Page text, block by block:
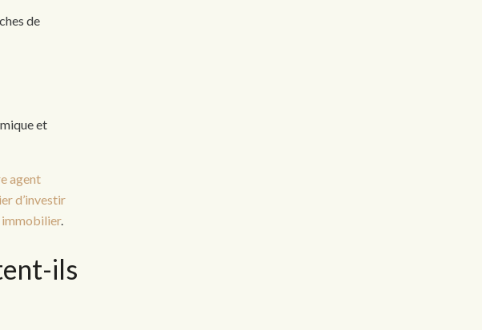
de
et
agent
d’investir
immobilier.
ils